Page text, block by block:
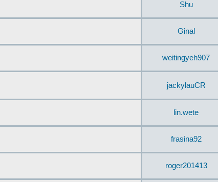
Shu
Ginal
weitingyeh907
jackylauCR
lin.wete
frasina92
roger201413